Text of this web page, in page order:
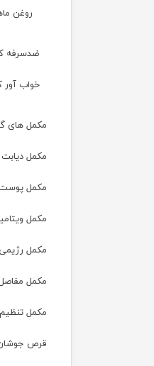
روغن ماهی
ضدسرفه
خواب آور
مکمل های
مکمل دیابت
مکمل پوست
مکمل
مکمل
مکمل
مکمل
قرص